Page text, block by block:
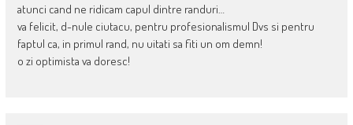
atunci cand ne ridicam capul dintre randuri…
va felicit, d-nule ciutacu, pentru profesionalismul Dvs si pentru
faptul ca, in primul rand, nu uitati sa fiti un om demn!
o zi optimista va doresc!